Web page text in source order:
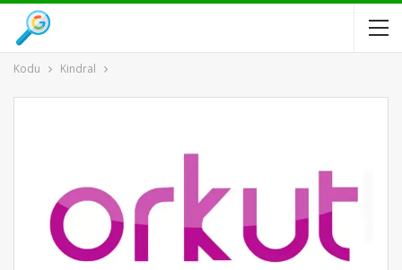
Kodu Kindral